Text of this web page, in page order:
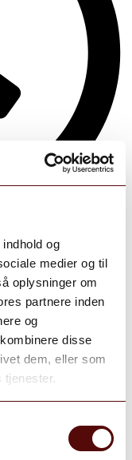
og
medier og til
oplysninger om
partnere inden
og
disse
dem, eller som
tjenester.
ID